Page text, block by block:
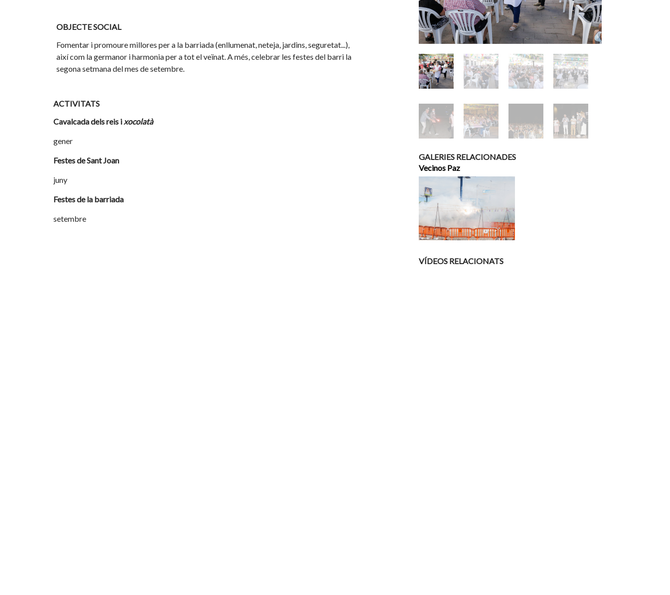
OBJECTE SOCIAL
Fomentar i promoure millores per a la barriada (enllumenat, neteja, jardins, seguretat...),
així com la germanor i harmonia per a tot el veïnat. A més, celebrar les festes del barri la
segona setmana del mes de setembre.
ACTIVITATS
Cavalcada dels reis i xocolatà
gener
Festes de Sant Joan
juny
Festes de la barriada
setembre
GALERIES RELACIONADES
Vecinos Paz
VÍDEOS RELACIONATS